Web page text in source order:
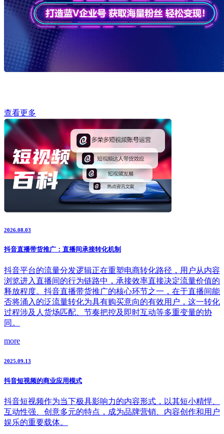
查看更多
2026.08.03
抖音直播带货推广：直播间承接转化机制
抖音平台的流量分发逻辑正在重塑电商转化路径，用户从内容
浏览进入直播间的行为链路中，承接效率直接决定流量价值的
释放程度。抖音直播带货推广的核心环节之一，在于直播间能
否将涌入的泛流量转化为具有购买意向的有效用户，这一转化
过程涉及人货场匹配、节奏把控及即时互动等多重变量的协
同。
more
2025.09.13
抖音短视频的商业应用模式
抖音短视频作为当下极具影响力的内容形式，以其短小精悍、
互动性强、创意多元的特点，成为品牌营销、内容创作和用户
娱乐的重要载体。